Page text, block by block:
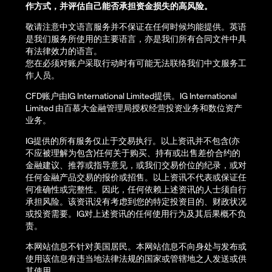
作方式，并评估自己能否承担资金损失的高风险。
敬请注意中文语言服务并不保证在任何时候均能提供。英语
是我们服务所使用的主要语言，亦是我们所有合同文件中具
有法律效力的语言。
您在必须对账户采取行动时有可能无法联络我们中文服务工
作人员。
CFD账户由IG International Limited提供。IG International
Limited 由百慕大金融管理局授权经营投资业务和数位资产
业务。
IG提供的所有服务仅止于交易执行。以上资讯并不包含(亦
不应被理解为包含)任何关于购买、持有或出售差价合约的
金融建议、推荐或指导意见，或我们交易价位的纪录，或对
任何金融产品交易的报价或招售。以上资讯不代表或保证任
何准确性或完整性。因此，任何依赖上述资讯的人士须自行
承担风险。该资讯没有考虑到您的特定投资目的、财政状况
或投资需要。IG对上述资讯的任何使用行为及其后果概不负
责。
本网站信息不针对美国居民。本网站信息不向身处与发布或
使用该信息有违当地法律法规的国家或管辖地之人发送或供